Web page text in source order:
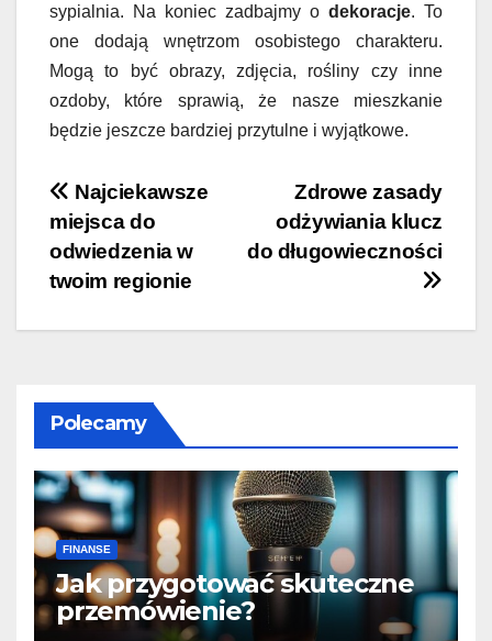
sypialnia. Na koniec zadbajmy o dekoracje. To
one dodają wnętrzom osobistego charakteru.
Mogą to być obrazy, zdjęcia, rośliny czy inne
ozdoby, które sprawią, że nasze mieszkanie
będzie jeszcze bardziej przytulne i wyjątkowe.
Nawigacja
wpisu
Zdrowe zasady
odżywiania klucz
do długowieczności
Najciekawsze
miejsca do
odwiedzenia w
twoim regionie
Polecamy
FINANSE
Jak przygotować skuteczne
przemówienie?